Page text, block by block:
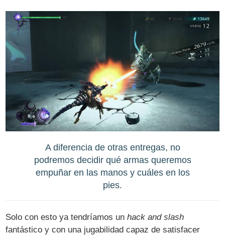
A diferencia de otras entregas, no
podremos decidir qué armas queremos
empuñar en las manos y cuáles en los
pies.
Solo con esto ya tendríamos unhack and slash
fantástico y con una jugabilidad capaz de satisfacer